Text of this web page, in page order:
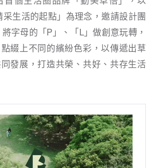
采生活的起點」為理念，邀請設計團
字母的「P」、「L」做創意玩轉，
綴上不同的繽紛色彩，以傳遞出草
發展，打造共榮、共好、共存生活